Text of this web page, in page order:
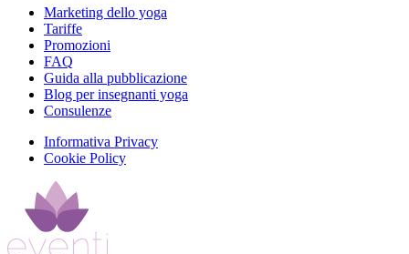
Marketing dello yoga
Tariffe
Promozioni
FAQ
Guida alla pubblicazione
Blog per insegnanti yoga
Consulenze
Informativa Privacy
Cookie Policy